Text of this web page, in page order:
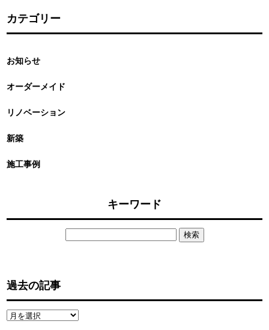
カテゴリー
お知らせ
オーダーメイド
リノベーション
新築
施工事例
キーワード
過去の記事
過